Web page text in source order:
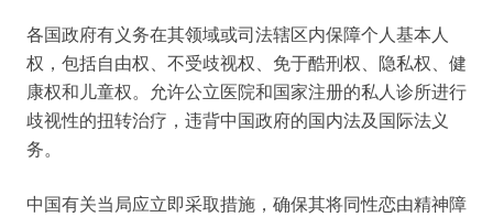
各国政府有义务在其领域或司法辖区内保障个人基本人
权，包括自由权、不受歧视权、免于酷刑权、隐私权、健
康权和儿童权。允许公立医院和国家注册的私人诊所进行
歧视性的扭转治疗，违背中国政府的国内法及国际法义
务。
中国有关当局应立即采取措施，确保其将同性恋由精神障